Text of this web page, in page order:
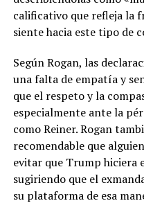
calificativo que refleja la
siente hacia este tipo de
Según Rogan, las
una falta de empatía y
que el respeto y la
especialmente ante la
como Reiner. Rogan
recomendable que
evitar que Trump hiciera
sugiriendo que el
su plataforma de esa